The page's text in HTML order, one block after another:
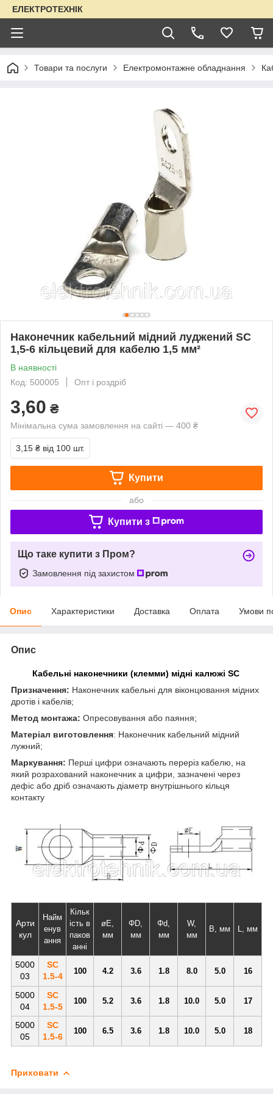
ЕЛЕКТРОТЕХНІК
Товари та послуги Електромонтажне обладнання
Наконечник кабельний мідний луджений SC
1,5-6 кільцевий для кабелю 1,5 мм²
В наявності
Код: 500005
Опт і роздріб
3,60 ₴
Мінімальна сума замовлення на сайті — 400 ₴
3,15 ₴ від 100 шт.
Купити
або
Купити з
Що таке купити з Пром?
Замовлення під захистом
Опис Характеристики Доставка Оплата Умови
Опис
Кабельні наконечники (клемми) мідні калюжі SC
Призначення: Наконечник кабельні для віконцювання мідних
дротів і кабелів;
Метод монтажа: Опресовування або паяння;
Матеріал виготовлення: Наконечник кабельний мідний
лужний;
Маркування: Перші цифри означають переріз кабелю, на
який розрахований наконечник а цифри, зазначені через
дефіс або дріб означають діаметр внутрішнього кільця
контакту
Арти
кул
Найм
енув
ання
Кільк
ість в
паков
анні
øE,
мм
ΦD,
мм
Φd,
мм
W,
мм
B, мм L, мм
5000
03
SC
1.5-4
100 4.2 3.6 1.8 8.0 5.0 16
5000
04
SC
1.5-5
100 5.2 3.6 1.8 10.0 5.0 17
5000
05
SC
1.5-6
100 6.5 3.6 1.8 10.0 5.0 18
Приховати